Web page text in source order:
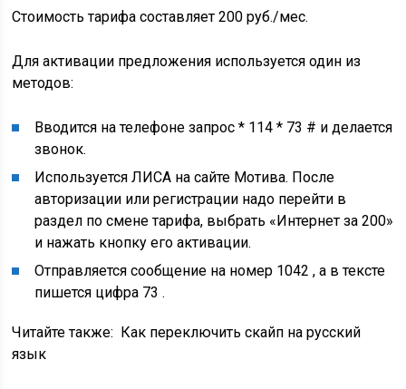
Стоимость тарифа составляет 200 руб./мес.
Для активации предложения используется один из
методов:
Вводится на телефоне запрос * 114 * 73 # и делается
звонок.
Используется ЛИСА на сайте Мотива. После
авторизации или регистрации надо перейти в
раздел по смене тарифа, выбрать «Интернет за 200»
и нажать кнопку его активации.
Отправляется сообщение на номер 1042 , а в тексте
пишется цифра 73 .
Читайте также:
Как переключить скайп на русский
язык